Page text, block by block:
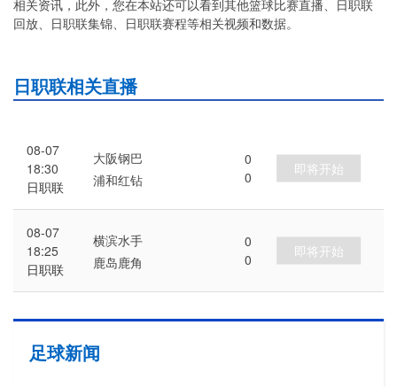
相关资讯，此外，您在本站还可以看到其他篮球比赛直播、日职联
回放、日职联集锦、日职联赛程等相关视频和数据。
日职联相关直播
08-07
18:30
日职联
大阪钢巴
0
0
浦和红钻
即将开始
08-07
18:25
日职联
横滨水手
0
0
鹿岛鹿角
即将开始
足球新闻